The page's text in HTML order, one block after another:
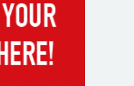
৫ আগস্ট
ভারতীয় হাইকমিশনের